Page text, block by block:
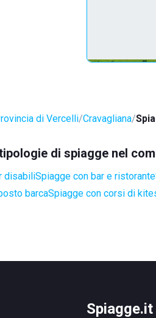
di Vercelli Cravagliana
di spiagge nel
disabiliSpiagge con bar e ristorante
barcaSpiagge con corsi di
Spiagge.it